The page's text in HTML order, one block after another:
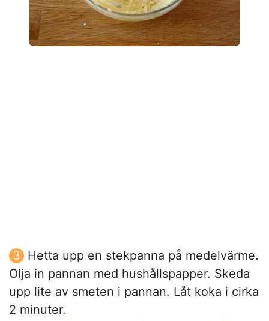
Hetta upp en stekpanna på medelvärme.
Olja in pannan med hushållspapper. Skeda
upp lite av smeten i pannan. Låt koka i cirka
2 minuter.